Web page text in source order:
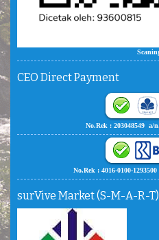
CEO Direct Payment
No.Rek : 203048549
No.Rek : 4016-0100-
surVive Market (S-M-A-R-T)